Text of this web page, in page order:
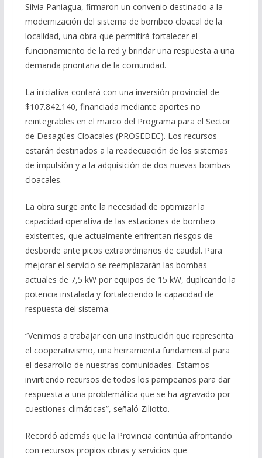
Silvia Paniagua, firmaron un convenio destinado a la
modernización del sistema de bombeo cloacal de la
localidad, una obra que permitirá fortalecer el
funcionamiento de la red y brindar una respuesta a una
demanda prioritaria de la comunidad.
La iniciativa contará con una inversión provincial de
$107.842.140, financiada mediante aportes no
reintegrables en el marco del Programa para el Sector
de Desagües Cloacales (PROSEDEC). Los recursos
estarán destinados a la readecuación de los sistemas
de impulsión y a la adquisición de dos nuevas bombas
cloacales.
La obra surge ante la necesidad de optimizar la
capacidad operativa de las estaciones de bombeo
existentes, que actualmente enfrentan riesgos de
desborde ante picos extraordinarios de caudal. Para
mejorar el servicio se reemplazarán las bombas
actuales de 7,5 kW por equipos de 15 kW, duplicando la
potencia instalada y fortaleciendo la capacidad de
respuesta del sistema.
“Venimos a trabajar con una institución que representa
el cooperativismo, una herramienta fundamental para
el desarrollo de nuestras comunidades. Estamos
invirtiendo recursos de todos los pampeanos para dar
respuesta a una problemática que se ha agravado por
cuestiones climáticas”, señaló Ziliotto.
Recordó además que la Provincia continúa afrontando
con recursos propios obras y servicios que